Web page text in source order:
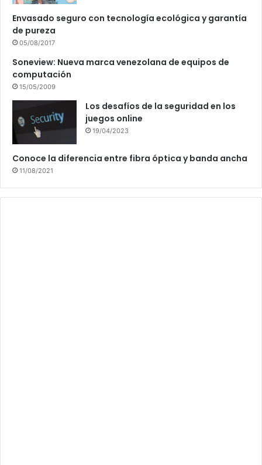
Envasado seguro con tecnología ecológica y garantía
de pureza
05/08/2017
Soneview: Nueva marca venezolana de equipos de
computación
15/05/2009
Los desafíos de la seguridad en los
juegos online
19/04/2023
Conoce la diferencia entre fibra óptica y banda ancha
11/08/2021